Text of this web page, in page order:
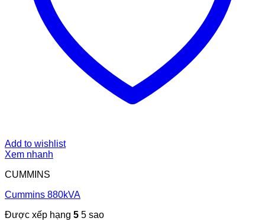
Add to wishlist
Xem nhanh
CUMMINS
Cummins 880kVA
Được xếp hạng 5 5 sao